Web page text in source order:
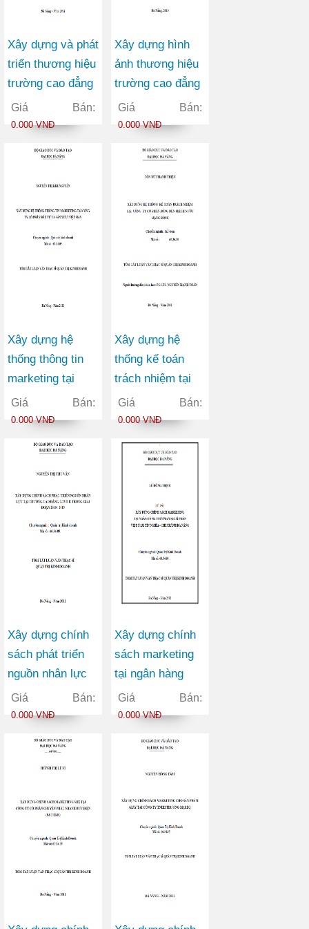
Xây dựng và phát
triển thương hiệu
trường cao đẳng
nghề Đà Nẵng
Giá Bán:
0.000 VNĐ
Xây dựng hình
ảnh thương hiệu
trường cao đẳng
thương mại
Giá Bán:
0.000 VNĐ
Xây dựng hệ
thống thông tin
marketing tại
Công ty Cổ phần
Đầu tư và Sản
Giá Bán:
0.000 VNĐ
Xây dựng hệ
thống kế toán
trách nhiệm tại
công ty cổ phần
bóng đèn phích
Giá Bán:
0.000 VNĐ
Xây dựng chính
sách phát triển
nguồn nhân lực
tại trường cao
đẳng giao thông
giai đoạn 2010-
Giá Bán:
0.000 VNĐ
Xây dựng chính
sách marketing
tại ngân hàng
thương mại cổ
phần Việt Nam
nhánh Đà Nẵng
Giá Bán:
0.000 VNĐ